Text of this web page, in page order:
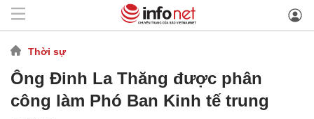
Thời sự
Ông Đinh La Thăng được phân
công làm Phó Ban Kinh tế trung